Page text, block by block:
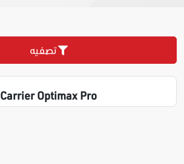
تصفيه
Carrier Optimax Pro